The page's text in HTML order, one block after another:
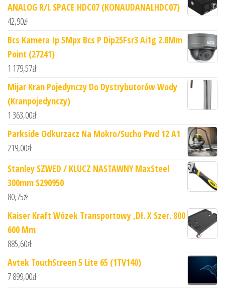
ANALOG R/L SPACE HDC07 (KONAUDANALHDC07)
42,90zł
Bcs Kamera Ip 5Mpx Bcs P Dip25Fsr3 Ai1g 2.8Mm
Point (27241)
1 179,57zł
Mijar Kran Pojedynczy Do Dystrybutorów Wody
(Kranpojedynczy)
1 363,00zł
Parkside Odkurzacz Na Mokro/Sucho Pwd 12 A1
219,00zł
Stanley SZWED / KLUCZ NASTAWNY MaxSteel
300mm S290950
80,75zł
Kaiser Kraft Wózek Transportowy ,Dł. X Szer. 800
600 Mm
885,60zł
Avtek TouchScreen 5 Lite 65 (1TV140)
7 899,00zł